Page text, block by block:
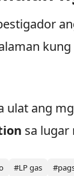
ulat ang
sa lugar
#LP gas